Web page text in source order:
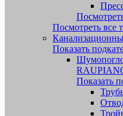
Посмотреть все
Показать
Показать